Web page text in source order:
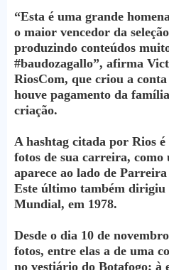
“Esta é uma grande
o maior vencedor da
produzindo conteúdos
#baudozagallo”, afirma
RiosCom, que criou a
houve pagamento da
criação.
A hashtag citada por Rios é
fotos de sua carreira, como
aparece ao lado de
Este último também dirigiu
Mundial, em 1978.
Desde o dia 10 de
fotos, entre elas a de uma
no vestiário do Botafogo; à